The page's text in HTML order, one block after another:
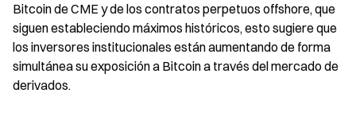
Bitcoin de CME y de los contratos perpetuos offshore, que
siguen estableciendo máximos históricos, esto sugiere que
los inversores institucionales están aumentando de forma
simultánea su exposición a Bitcoin a través del mercado de
derivados.